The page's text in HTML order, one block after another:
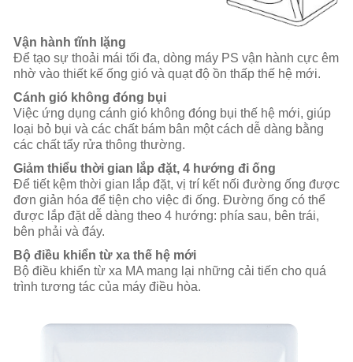
Vận hành tĩnh lặng
Để tạo sự thoải mái tối đa, dòng máy PS vận hành cực êm
nhờ vào thiết kế ống gió và quạt độ ồn thấp thế hệ mới.
Cánh gió không đóng bụi
Việc ứng dụng cánh gió không đóng bụi thế hệ mới, giúp
loại bỏ bụi và các chất bám bân một cách dễ dàng bằng
các chất tẩy rửa thông thường.
Giảm thiểu thời gian lắp đặt, 4 hướng đi ống
Để tiết kệm thời gian lắp đặt, vị trí kết nối đường ống được
đơn giản hóa để tiện cho việc đi ống. Đường ống có thể
được lắp đặt dễ dàng theo 4 hướng: phía sau, bên trái,
bên phải và đáy.
Bộ điều khiển từ xa thế hệ mới
Bộ điều khiển từ xa MA mang lại những cải tiến cho quá
trình tương tác của máy điều hòa.